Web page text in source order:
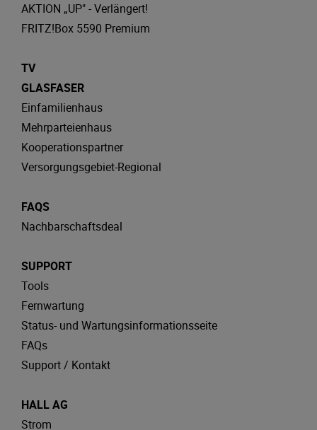
AKTION „UP" - Verlängert!
FRITZ!Box 5590 Premium
TV
GLASFASER
Einfamilienhaus
Mehrparteienhaus
Kooperationspartner
Versorgungsgebiet-Regional
FAQS
Nachbarschaftsdeal
SUPPORT
Tools
Fernwartung
Status- und Wartungsinformationsseite
FAQs
Support / Kontakt
HALL AG
Strom